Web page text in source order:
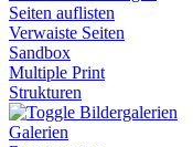
Seiten auflisten
Verwaiste Seiten
Sandbox
Multiple Print
Strukturen
Bildergalerien
Galerien